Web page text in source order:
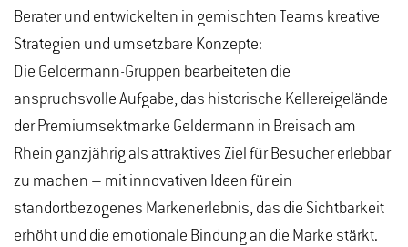
Berater und entwickelten in gemischten Teams kreative
Strategien und umsetzbare Konzepte:
Die Geldermann-Gruppen bearbeiteten die
anspruchsvolle Aufgabe, das historische Kellereigelände
der Premiumsektmarke Geldermann in Breisach am
Rhein ganzjährig als attraktives Ziel für Besucher erlebbar
zu machen – mit innovativen Ideen für ein
standortbezogenes Markenerlebnis, das die Sichtbarkeit
erhöht und die emotionale Bindung an die Marke stärkt.